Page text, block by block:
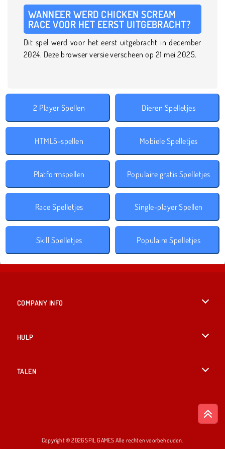
WANNEER WERD CHICKEN SCREAM
RACE VOOR HET EERST UITGEBRACHT?
Dit spel werd voor het eerst uitgebracht in december
2024. Deze browser versie verscheen op 21 mei 2025.
2 Player Spellen Dieren Spelletjes
HTML5-spellen Mobiele Spelletjes
Platformspellen Populaire gratis Spelletjes
Race Spelletjes Single-player Spellen
Skill Spelletjes Populaire Spelletjes
COMPANY INFO
HULP
TALEN
Copyright © 2026 SPIL GAMES Alle rechten voorbehouden.